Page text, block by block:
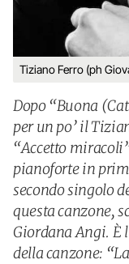
Tiziano Ferro (ph
Dopo “Buona
per un po’ il
“Accetto
pianoforte in
secondo singolo
questa canzone,
Giordana Angi. È
della canzone: